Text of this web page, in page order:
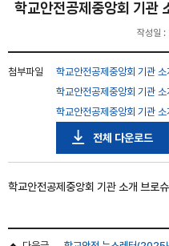
학교안전공제중앙회 기관
작성일
첨부파일 학교안전공제중앙회 기관
학교안전공제중앙회 기관
학교안전공제중앙회 기관
전체 다운로드
학교안전공제중앙회 기관 소개 브로